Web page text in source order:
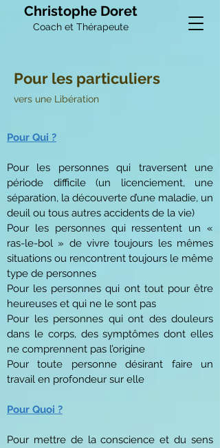
Christophe Doret
Coach et Thérapeute
Pour les particuliers
vers une Libération
Pour Qui ?
Pour les personnes qui traversent une
période difficile (un licenciement, une
séparation, la découverte d’une maladie, un
deuil ou tous autres accidents de la vie)
Pour les personnes qui ressentent un «
ras-le-bol » de vivre toujours les mêmes
situations ou rencontrent toujours le même
type de personnes
Pour les personnes qui ont tout pour être
heureuses et qui ne le sont pas
Pour les personnes qui ont des douleurs
dans le corps, des symptômes dont elles
ne comprennent pas l’origine
Pour toute personne désirant faire un
travail en profondeur sur elle
Pour Quoi ?
Pour mettre de la conscience et du sens